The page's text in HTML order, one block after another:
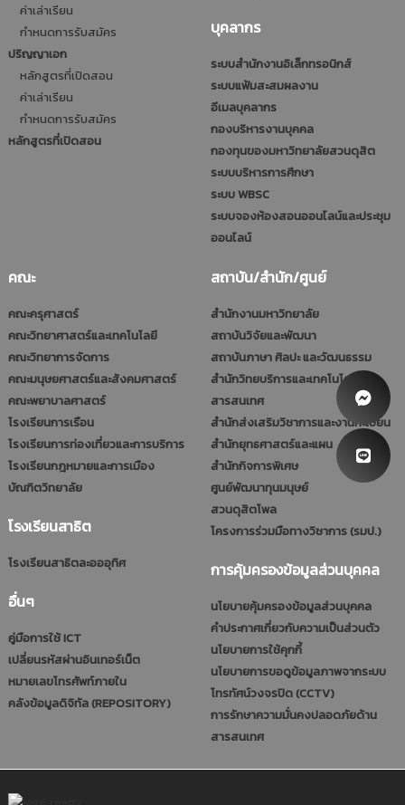
ค่าเล่าเรียน
กำหนดการรับสมัคร
ปริญญาเอก
หลักสูตรที่เปิดสอน
ค่าเล่าเรียน
กำหนดการรับสมัคร
หลักสูตรที่เปิดสอน
บุคลากร
ระบบสำนักงานอิเล็กทรอนิกส์
ระบบแฟ้มสะสมผลงาน
อีเมลบุคลากร
กองบริหารงานบุคคล
กองทุนของมหาวิทยาลัยสวนดุสิต
ระบบบริหารการศึกษา
ระบบ WBSC
ระบบจองห้องสอนออนไลน์และประชุม
ออนไลน์
คณะ
คณะครุศาสตร์
คณะวิทยาศาสตร์และเทคโนโลยี
คณะวิทยาการจัดการ
คณะมนุษยศาสตร์และสังคมศาสตร์
คณะพยาบาลศาสตร์
โรงเรียนการเรือน
โรงเรียนการท่องเที่ยวและการบริการ
โรงเรียนกฎหมายและการเมือง
บัณฑิตวิทยาลัย
โรงเรียนสาธิต
โรงเรียนสาธิตละอออุทิศ
อื่นๆ
คู่มือการใช้ ICT
เปลี่ยนรหัสผ่านอินเทอร์เน็ต
หมายเลขโทรศัพท์ภายใน
คลังข้อมูลดิจิทัล (REPOSITORY)
สถาบัน/สำนัก/ศูนย์
สำนักงานมหาวิทยาลัย
สถาบันวิจัยและพัฒนา
สถาบันภาษา ศิลปะ และวัฒนธรรม
สำนักวิทยบริการและเทคโนโลยี
สารสนเทศ
สำนักส่งเสริมวิชาการและงานทะเบียน
สำนักยุทธศาสตร์และแผน
สำนักกิจการพิเศษ
ศูนย์พัฒนาทุนมนุษย์
สวนดุสิตโพล
โครงการร่วมมือทางวิชาการ (รมป.)
การคุ้มครองข้อมูลส่วนบุคคล
นโยบายคุ้มครองข้อมูลส่วนบุคคล
คำประกาศเกี่ยวกับความเป็นส่วนตัว
นโยบายการใช้คุกกี้
นโยบายการขอดูข้อมูลภาพจากระบบ
โทรทัศน์วงจรปิด (CCTV)
การรักษาความมั่นคงปลอดภัยด้าน
สารสนเทศ